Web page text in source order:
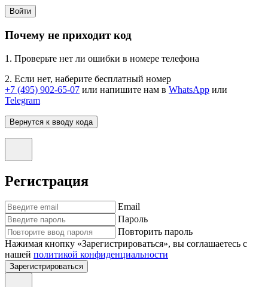
Войти
Почему не приходит код
1. Проверьте нет ли ошибки в номере телефона
2. Если нет, наберите бесплатный номер
+7 (495) 902-65-07 или напишите нам в WhatsApp или
Telegram
Вернутся к вводу кода
Регистрация
Email
Пароль
Повторить пароль
Нажимая кнопку «Зарегистрироваться», вы соглашаетесь с
нашей политикой конфиденциальности
Зарегистрироваться